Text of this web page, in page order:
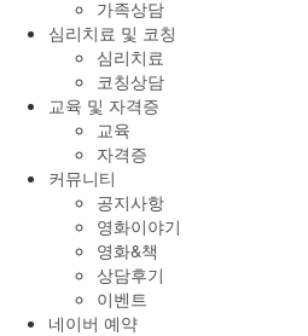
가족상담
심리치료 및 코칭
심리치료
코칭상담
교육 및 자격증
교육
자격증
커뮤니티
공지사항
영화이야기
영화&책
상담후기
이벤트
네이버 예약